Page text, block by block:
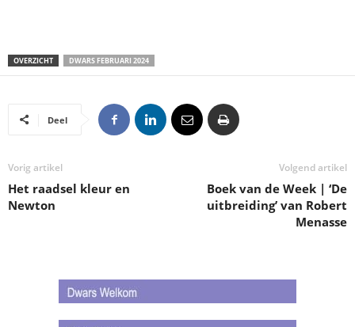
OVERZICHT DWARS FEBRUARI 2024
Deel
Vorig artikel
Het raadsel kleur en
Newton
Volgend artikel
Boek van de Week | ‘De
uitbreiding’ van Robert
Menasse